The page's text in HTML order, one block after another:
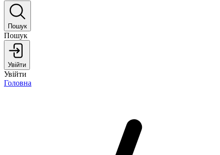
Пошук
Пошук
Увійти
Увійти
Головна